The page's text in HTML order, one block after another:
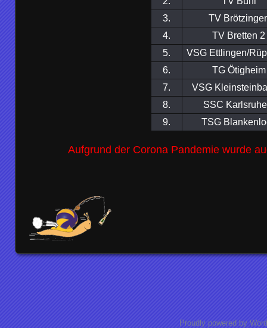
3.
TV
4.
TV Bretten 2
5.
VSG Ettlingen/
6.
TG Ötigheim
7.
VSG
8.
SSC
9.
TSG
Aufgrund der Corona Pandemie wurde
Proudly powered by